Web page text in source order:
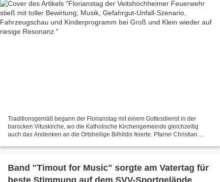
Traditionsgemäß begann der Florianstag mit einem Gottesdienst in der
barocken Vituskirche, wo die Katholische Kirchengemeinde gleichzeitig
auch das Andenken an die Ortsheilige Bilhildis feierte. Pfarrer Christian
Band "Timout for Music" sorgte am Vatertag für
beste Stimmung auf dem SVV-Sportgelände